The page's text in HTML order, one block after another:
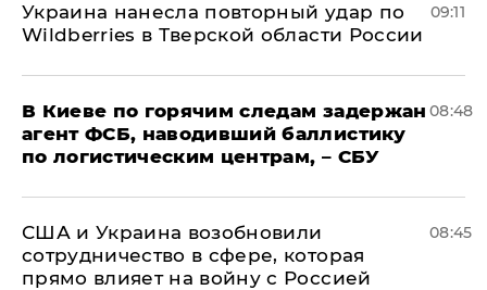
Украина нанесла повторный удар по
Wildberries в Тверской области России
09:11
В Киеве по горячим следам задержан
агент ФСБ, наводивший баллистику
по логистическим центрам, – СБУ
08:48
США и Украина возобновили
сотрудничество в сфере, которая
прямо влияет на войну с Россией
08:45